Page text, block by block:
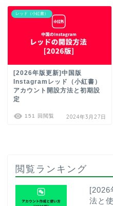
レッド（小紅書）
[2026年版更新]中国版
Instagramレッド（小紅書）
アカウント開設方法と初期設
定
151 回閲覧 2024年3月27日
閲覧ランキング
[2026
法と